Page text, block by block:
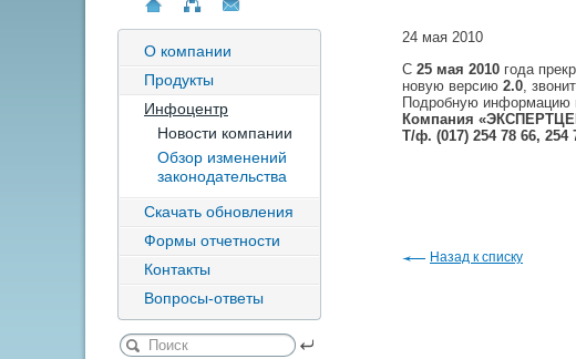
О компании
Продукты
Инфоцентр
Новости компании
Обзор изменений
законодательства
Скачать обновления
Формы отчетности
Контакты
Вопросы-ответы
24 мая 2010
С 25 мая 2010 года
новую версию 2.0,
Подробную информацию
Компания
Т/ф. (017) 254 78 66, 254
Назад к списку